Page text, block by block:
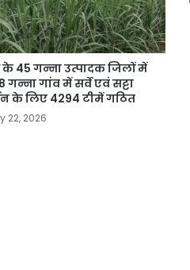
के 45 गन्ना उत्पादक जिलों में
गन्ना गांव में सर्वे एवं सट्टा
के लिए 4294 टीमें गठित
22, 2026